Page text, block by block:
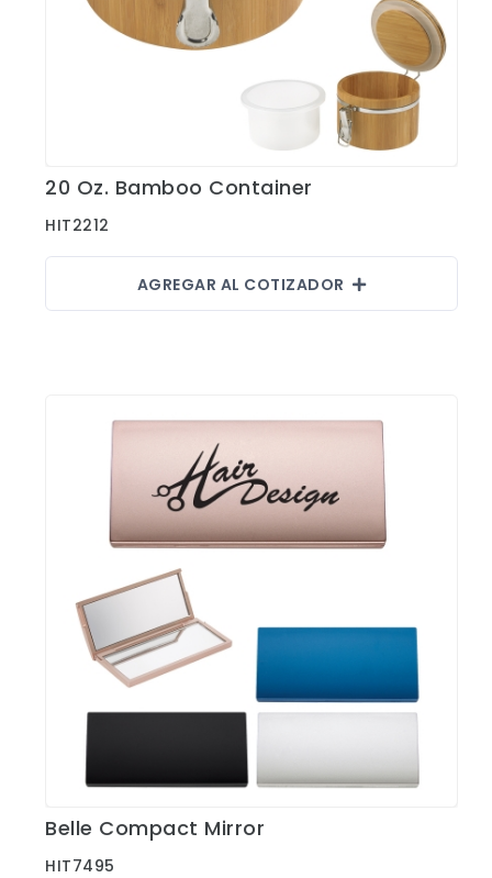
Ver Detalles
20 Oz. Bamboo Container
HIT2212
AGREGAR AL COTIZADOR
Ver Detalles
Belle Compact Mirror
HIT7495